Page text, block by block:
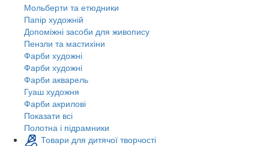
Мольберти та етюдники
Папір художній
Допоміжні засоби для живопису
Пензли та мастихіни
Фарби художні
Фарби художні
Фарби акварель
Гуаш художня
Фарби акрилові
Показати всі
Полотна і підрамники
Товари для дитячої творчості